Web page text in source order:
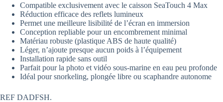
Compatible exclusivement avec le caisson SeaTouch 4 Max
Réduction efficace des reflets lumineux
Permet une meilleure lisibilité de l’écran en immersion
Conception repliable pour un encombrement minimal
Matériau robuste (plastique ABS de haute qualité)
Léger, n’ajoute presque aucun poids à l’équipement
Installation rapide sans outil
Parfait pour la photo et vidéo sous-marine en eau peu profonde
Idéal pour snorkeling, plongée libre ou scaphandre autonome
REF DADFSH.